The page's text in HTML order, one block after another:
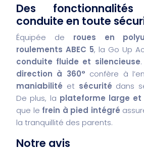
Des
conduite en toute
Équipée de roues en
roulements ABEC 5, la Go Up
conduite fluide et silencieuse
direction à 360° confère à
maniabilité et sécurité dans
De plus, la plateforme large
que le frein à pied intégré
la tranquillité des parents.
Notre avis